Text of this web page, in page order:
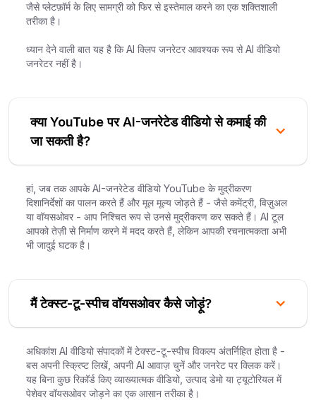
जैसे प्लेटफ़ॉर्म के लिए सामग्री को फिर से इस्तेमाल करने का एक शक्तिशाली
तरीका है।
ध्यान देने वाली बात यह है कि AI क्लिप जनरेटर आवश्यक रूप से AI वीडियो
जनरेटर नहीं है।
क्या YouTube पर AI-जनरेटेड वीडियो से कमाई की
जा सकती है?
हां, जब तक आपके AI-जनरेटेड वीडियो YouTube के मुद्रीकरण
दिशानिर्देशों का पालन करते हैं और मूल मूल्य जोड़ते हैं - जैसे कमेंट्री, विज़ुअल
या वॉयसओवर - आप निश्चित रूप से उनसे मुद्रीकरण कर सकते हैं। AI टूल
आपको तेज़ी से निर्माण करने में मदद करते हैं, लेकिन आपकी रचनात्मकता अभी
भी जादुई घटक है।
मैं टेक्स्ट-टू-स्पीच वॉयसओवर कैसे जोड़ूं?
अधिकांश AI वीडियो संपादकों में टेक्स्ट-टू-स्पीच विकल्प अंतर्निहित होता है -
बस अपनी स्क्रिप्ट लिखें, अपनी AI आवाज़ चुनें और जनरेट पर क्लिक करें।
यह बिना कुछ रिकॉर्ड किए व्याख्यात्मक वीडियो, उत्पाद डेमो या ट्यूटोरियल में
पेशेवर वॉयसओवर जोड़ने का एक आसान तरीका है।